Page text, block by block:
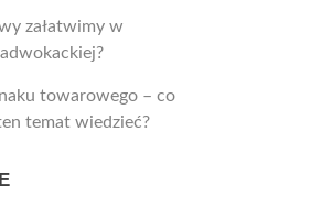
załatwimy w
towarowego – co
temat wiedzieć?